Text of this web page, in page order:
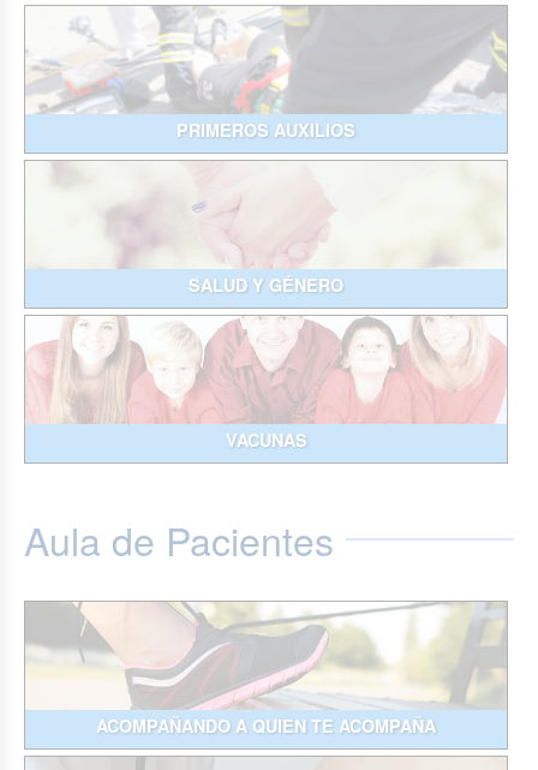
PRIMEROS AUXILIOS
SALUD Y GÉNERO
VACUNAS
Aula de Pacientes
ACOMPAÑANDO A QUIEN TE ACOMPAÑA